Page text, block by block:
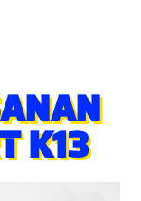
K13